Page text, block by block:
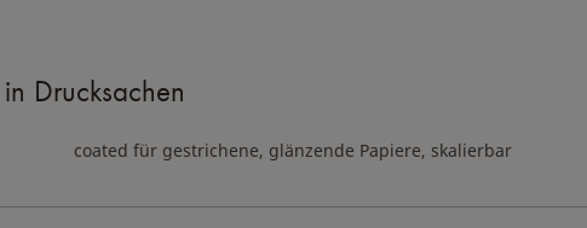
Drucksachen
coated für gestrichene, glänzende Papiere, skalierbar